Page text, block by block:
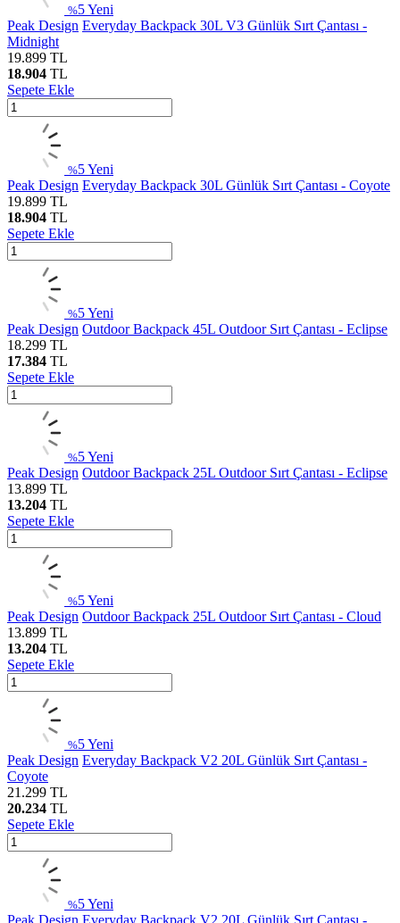
%5Yeni
Peak Design Everyday Backpack 30L V3 Günlük Sırt Çantası -
Midnight
19.899 TL
18.904 TL
Sepete Ekle
%5Yeni
Peak Design Everyday Backpack 30L Günlük Sırt Çantası - Coyote
19.899 TL
18.904 TL
Sepete Ekle
%5Yeni
Peak Design Outdoor Backpack 45L Outdoor Sırt Çantası - Eclipse
18.299 TL
17.384 TL
Sepete Ekle
%5Yeni
Peak Design Outdoor Backpack 25L Outdoor Sırt Çantası - Eclipse
13.899 TL
13.204 TL
Sepete Ekle
%5Yeni
Peak Design Outdoor Backpack 25L Outdoor Sırt Çantası - Cloud
13.899 TL
13.204 TL
Sepete Ekle
%5Yeni
Peak Design Everyday Backpack V2 20L Günlük Sırt Çantası -
Coyote
21.299 TL
20.234 TL
Sepete Ekle
%5Yeni
Peak Design Everyday Backpack V2 20L Günlük Sırt Çantası -